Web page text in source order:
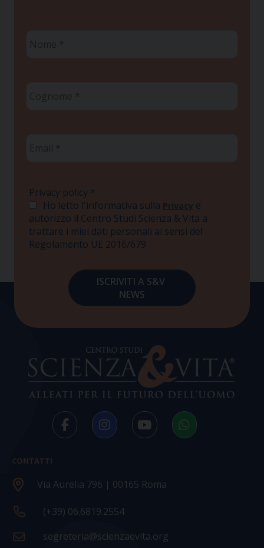
Privacy policy *
Ho letto l'informativa sulla Privacy e
autorizzo il Centro Studi Scienza & Vita a
trattare i miei dati personali ai sensi del
Regolamento UE 2016/679
CONTATTI
Via Aurelia 796 | 00165 Roma
(+39) 06.6819.2554
segreteria@scienzaevita.org